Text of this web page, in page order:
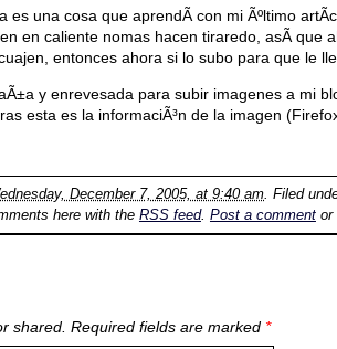
es una cosa que aprendÃ­ con mi Ãºltimo
en caliente nomas hacen tiraredo, asÃ­ que
entonces ahora si lo subo para que le
y enrevesada para subir imagenes a mi
esta es la informaciÃ³n de la imagen
December 7, 2005, at 9:40 am. Filed
here with the RSS feed. Post a commentor
shared. Required fields are marked *